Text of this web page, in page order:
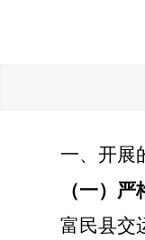
一、 开展
（一）
富民县交